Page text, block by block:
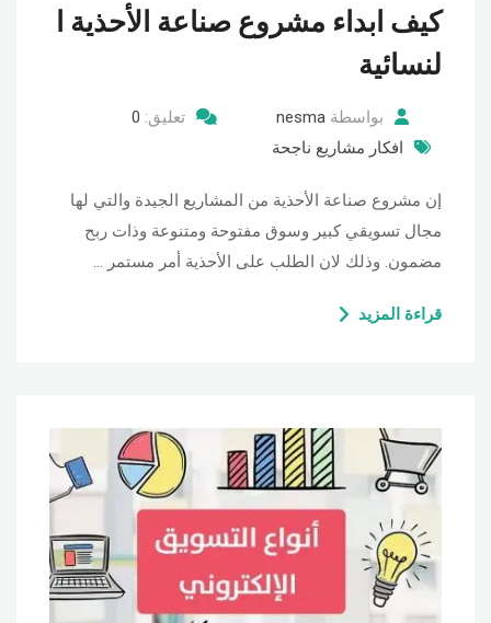
كيف ابداء مشروع صناعة الأحذية ا
لنسائية
بواسطة nesma تعليق: 0
افكار مشاريع ناجحة
إن مشروع صناعة الأحذية من المشاريع الجيدة والتي لها
مجال تسويقي كبير وسوق مفتوحة ومتنوعة وذات ربح
مضمون. وذلك لان الطلب على الأحذية أمر مستمر …
قراءة المزيد